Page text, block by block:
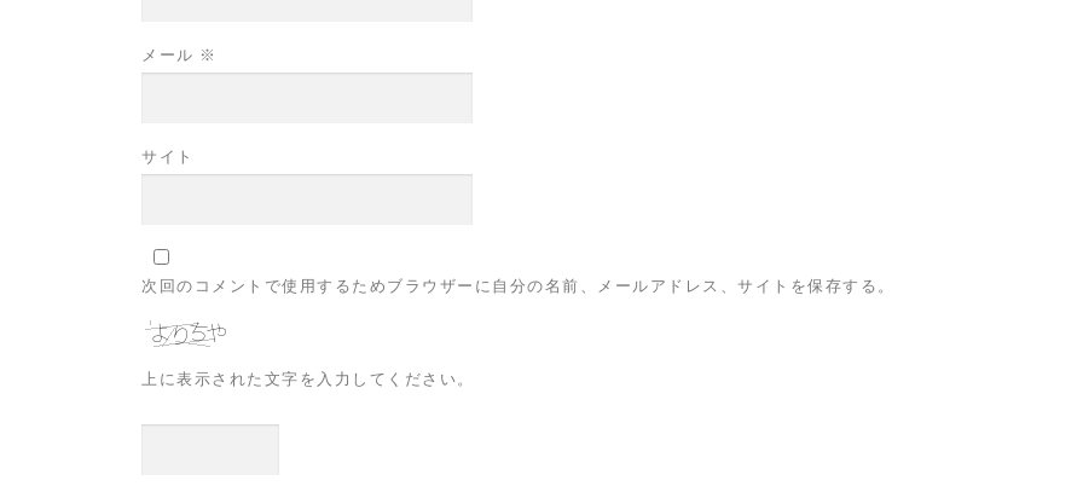
メール ※
サイト
次回のコメントで使用するためブラウザーに自分の名前、メールアドレス、サイトを保存する。
上に表示された文字を入力してください。